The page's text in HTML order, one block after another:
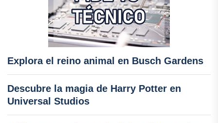
Explora el reino animal en Busch Gardens
Descubre la magia de Harry Potter en
Universal Studios